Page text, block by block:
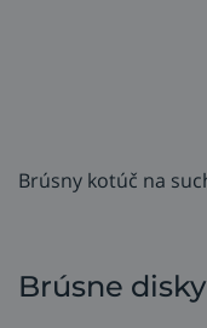
Brúsny kotúč na
Brúsne